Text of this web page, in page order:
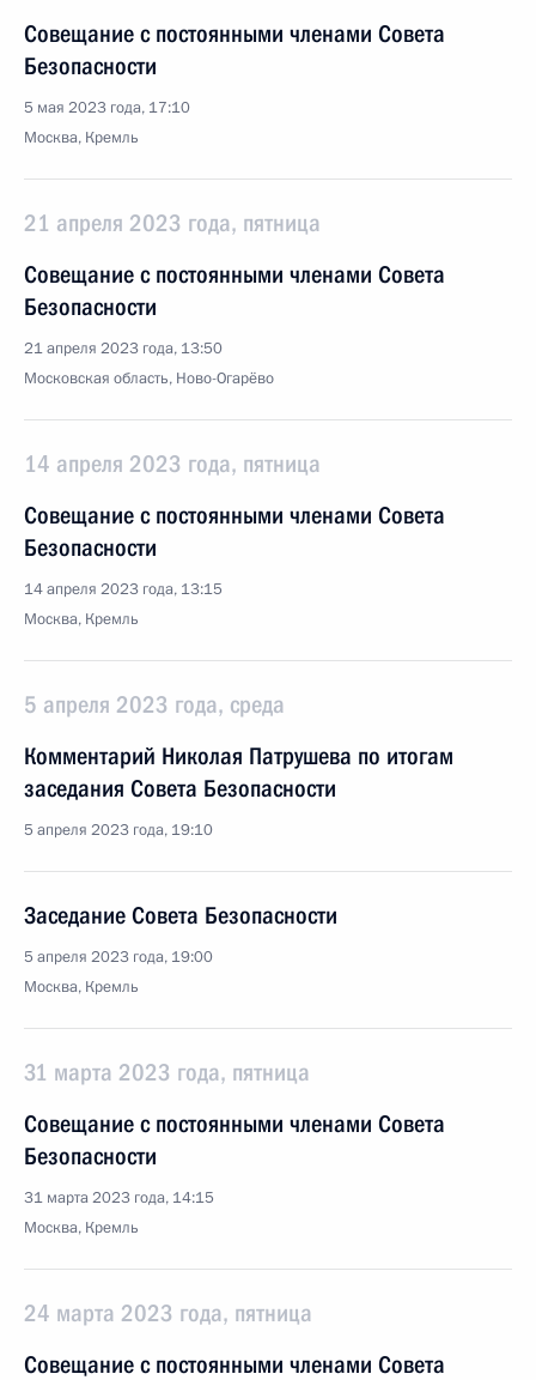
Совещание с постоянными членами Совета
Безопасности
5 мая 2023 года, 17:10
Москва, Кремль
21 апреля 2023 года, пятница
Совещание с постоянными членами Совета
Безопасности
21 апреля 2023 года, 13:50
Московская область, Ново-Огарёво
14 апреля 2023 года, пятница
Совещание с постоянными членами Совета
Безопасности
14 апреля 2023 года, 13:15
Москва, Кремль
5 апреля 2023 года, среда
Комментарий Николая Патрушева по итогам
заседания Совета Безопасности
5 апреля 2023 года, 19:10
Заседание Совета Безопасности
5 апреля 2023 года, 19:00
Москва, Кремль
31 марта 2023 года, пятница
Совещание с постоянными членами Совета
Безопасности
31 марта 2023 года, 14:15
Москва, Кремль
24 марта 2023 года, пятница
Совещание с постоянными членами Совета